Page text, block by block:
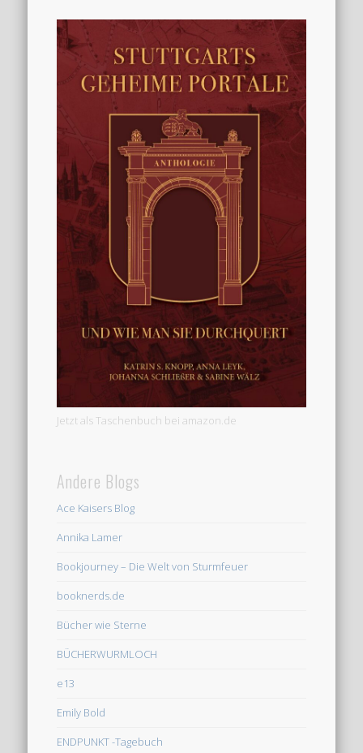
Jetzt als Taschenbuch bei amazon.de
Andere Blogs
Ace Kaisers Blog
Annika Lamer
Bookjourney – Die Welt von Sturmfeuer
booknerds.de
Bücher wie Sterne
BÜCHERWURMLOCH
e13
Emily Bold
ENDPUNKT -Tagebuch